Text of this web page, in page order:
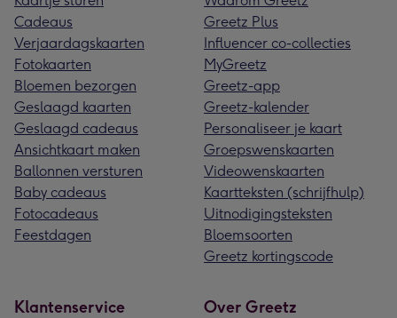
Cadeaus
Verjaardagskaarten
Fotokaarten
Bloemen bezorgen
Geslaagd kaarten
Geslaagd cadeaus
Ansichtkaart maken
Ballonnen versturen
Baby cadeaus
Fotocadeaus
Feestdagen
Greetz Plus
Influencer co-collecties
MyGreetz
Greetz-app
Greetz-kalender
Personaliseer je kaart
Groepswenskaarten
Videowenskaarten
Kaartteksten (schrijfhulp)
Uitnodigingsteksten
Bloemsoorten
Greetz kortingscode
Klantenservice Over Greetz